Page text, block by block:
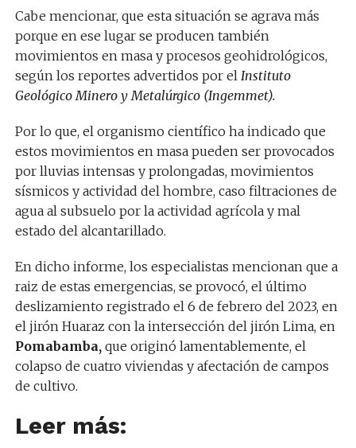
Cabe mencionar, que esta situación se agrava más
porque en ese lugar se producen también
movimientos en masa y procesos geohidrológicos,
según los reportes advertidos por el Instituto
Geológico Minero y Metalúrgico (Ingemmet).
Por lo que, el organismo científico ha indicado que
estos movimientos en masa pueden ser provocados
por lluvias intensas y prolongadas, movimientos
sísmicos y actividad del hombre, caso filtraciones de
agua al subsuelo por la actividad agrícola y mal
estado del alcantarillado.
En dicho informe, los especialistas mencionan que a
raiz de estas emergencias, se provocó, el último
deslizamiento registrado el 6 de febrero del 2023, en
el jirón Huaraz con la intersección del jirón Lima, en
Pomabamba, que originó lamentablemente, el
colapso de cuatro viviendas y afectación de campos
de cultivo.
Leer más: